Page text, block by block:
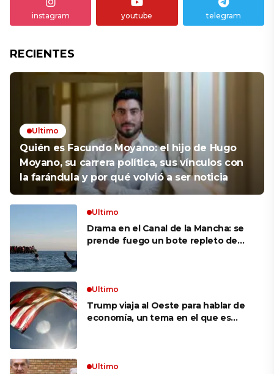
instagram youtube telegram
RECIENTES
Ultimo
Quién es Facundo Moyano: el hijo de Hugo
Moyano, su carrera política, sus vínculos con
la farándula y por qué volvió a ser noticia
Ultimo
Drama en el Canal de la Mancha: se
prende fuego un bote repleto de
Ultimo
Trump viaja al Oeste para hablar de
economía, un tema en el que es
Ultimo